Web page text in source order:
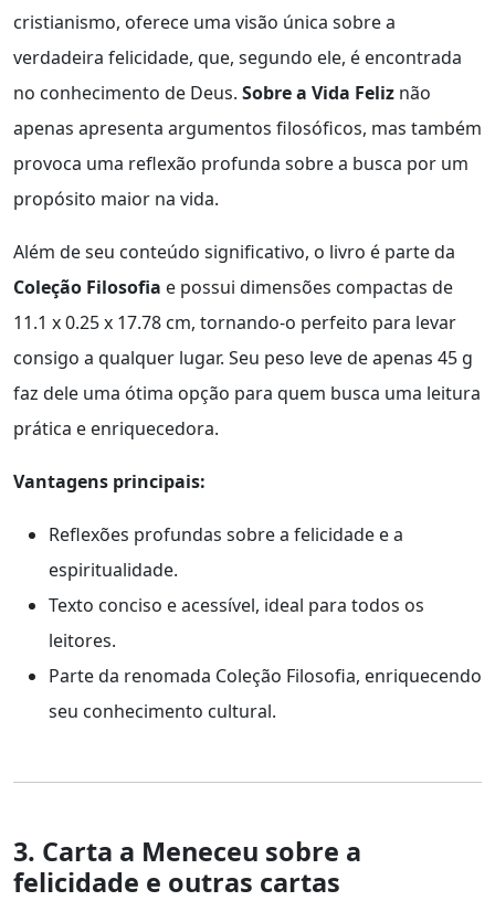
cristianismo, oferece uma visão única sobre a
verdadeira felicidade, que, segundo ele, é encontrada
no conhecimento de Deus. Sobre a Vida Feliz não
apenas apresenta argumentos filosóficos, mas também
provoca uma reflexão profunda sobre a busca por um
propósito maior na vida.
Além de seu conteúdo significativo, o livro é parte da
Coleção Filosofia e possui dimensões compactas de
11.1 x 0.25 x 17.78 cm, tornando-o perfeito para levar
consigo a qualquer lugar. Seu peso leve de apenas 45 g
faz dele uma ótima opção para quem busca uma leitura
prática e enriquecedora.
Vantagens principais:
Reflexões profundas sobre a felicidade e a
espiritualidade.
Texto conciso e acessível, ideal para todos os
leitores.
Parte da renomada Coleção Filosofia, enriquecendo
seu conhecimento cultural.
3. Carta a Meneceu sobre a
felicidade e outras cartas